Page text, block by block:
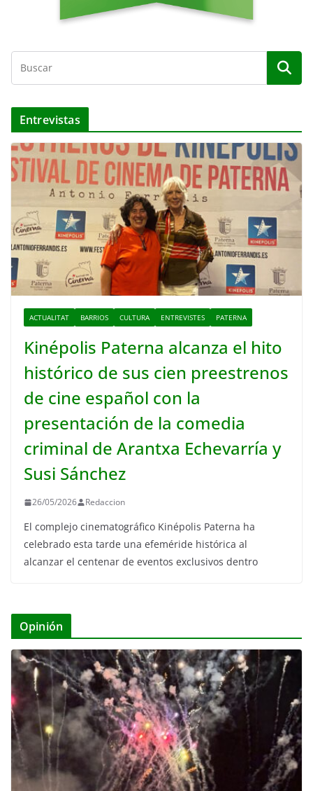
Entrevistas
ACTUALITAT BARRIOS CULTURA ENTREVISTES PATERNA
Kinépolis Paterna alcanza el hito
histórico de sus cien preestrenos
de cine español con la
presentación de la comedia
criminal de Arantxa Echevarría y
Susi Sánchez
26/05/2026 Redaccion
El complejo cinematográfico Kinépolis Paterna ha
celebrado esta tarde una efeméride histórica al
alcanzar el centenar de eventos exclusivos dentro
Opinión